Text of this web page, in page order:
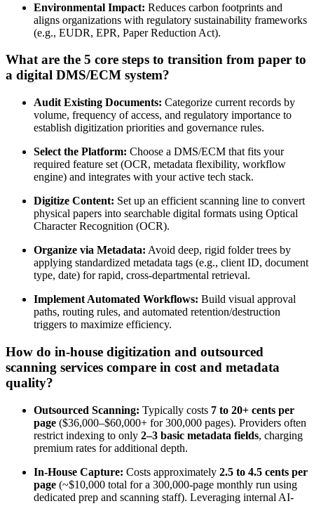
Environmental Impact: Reduces carbon footprints and
aligns organizations with regulatory sustainability frameworks
(e.g., EUDR, EPR, Paper Reduction Act).
What are the 5 core steps to transition from paper to
a digital DMS/ECM system?
Audit Existing Documents: Categorize current records by
volume, frequency of access, and regulatory importance to
establish digitization priorities and governance rules.
Select the Platform: Choose a DMS/ECM that fits your
required feature set (OCR, metadata flexibility, workflow
engine) and integrates with your active tech stack.
Digitize Content: Set up an efficient scanning line to convert
physical papers into searchable digital formats using Optical
Character Recognition (OCR).
Organize via Metadata: Avoid deep, rigid folder trees by
applying standardized metadata tags (e.g., client ID, document
type, date) for rapid, cross-departmental retrieval.
Implement Automated Workflows: Build visual approval
paths, routing rules, and automated retention/destruction
triggers to maximize efficiency.
How do in-house digitization and outsourced
scanning services compare in cost and metadata
quality?
Outsourced Scanning: Typically costs 7 to 20+ cents per
page ($36,000–$60,000+ for 300,000 pages). Providers often
restrict indexing to only 2–3 basic metadata fields, charging
premium rates for additional depth.
In-House Capture: Costs approximately 2.5 to 4.5 cents per
page (~$10,000 total for a 300,000-page monthly run using
dedicated prep and scanning staff). Leveraging internal AI-